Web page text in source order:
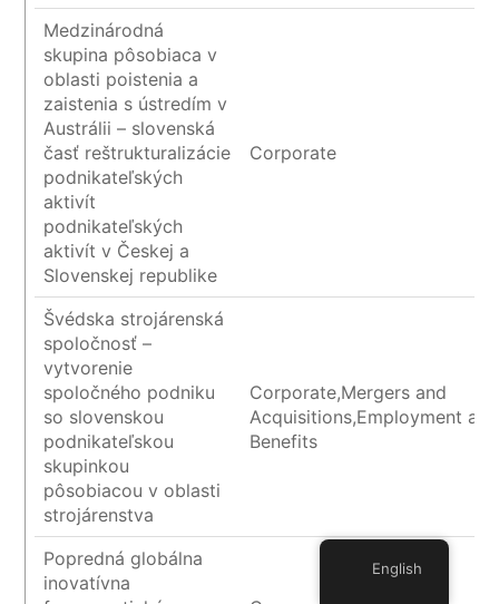
Medzinárodná
skupina pôsobiaca v
oblasti poistenia a
zaistenia s ústredím v
Austrálii – slovenská
časť reštrukturalizácie
podnikateľských
aktivít
podnikateľských
aktivít v Českej a
Slovenskej republike
Corporate
Švédska strojárenská
spoločnosť –
vytvorenie
spoločného podniku
so slovenskou
podnikateľskou
skupinkou
pôsobiacou v oblasti
strojárenstva
Corporate,Mergers and
Acquisitions,Employment and
Benefits
Popredná globálna
inovatívna
English